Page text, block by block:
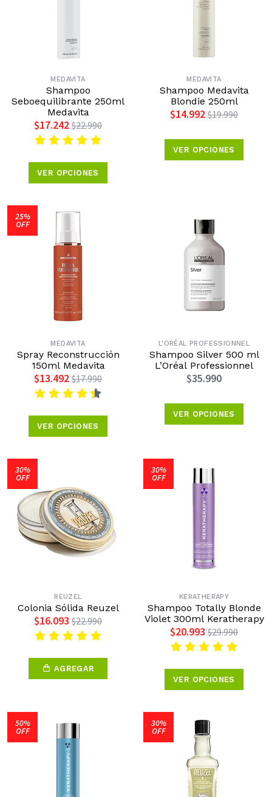
MEDAVITA
Shampoo
Seboequilibrante 250ml
Medavita
$17.242 $22.990
VER OPCIONES
MEDAVITA
Shampoo Medavita
Blondie 250ml
$14.992 $19.990
VER OPCIONES
25%
OFF
MEDAVITA
Spray Reconstrucción
150ml Medavita
$13.492 $17.990
VER OPCIONES
L'ORÉAL PROFESSIONNEL
Shampoo Silver 500 ml
L’Oréal Professionnel
$35.990
VER OPCIONES
30%
OFF
REUZEL
Colonia Sólida Reuzel
$16.093 $22.990
AGREGAR
30%
OFF
KERATHERAPY
Shampoo Totally Blonde
Violet 300ml Keratherapy
$20.993 $29.990
VER OPCIONES
50%
OFF
30%
OFF